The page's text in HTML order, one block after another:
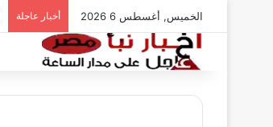
الخميس, أغسطس 6 2026 أخبار عاجلة